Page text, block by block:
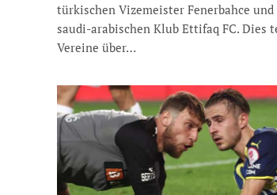
türkischen Vizemeister Fenerbahce
saudi-arabischen Klub Ettifaq FC. Dies
Vereine über…